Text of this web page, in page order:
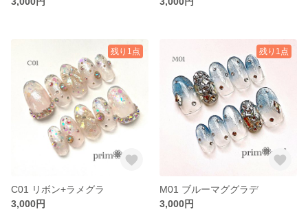
残り1点
C01 リボン+ラメグラ
3,000円
残り1点
M01 ブルーマググラデ
3,000円